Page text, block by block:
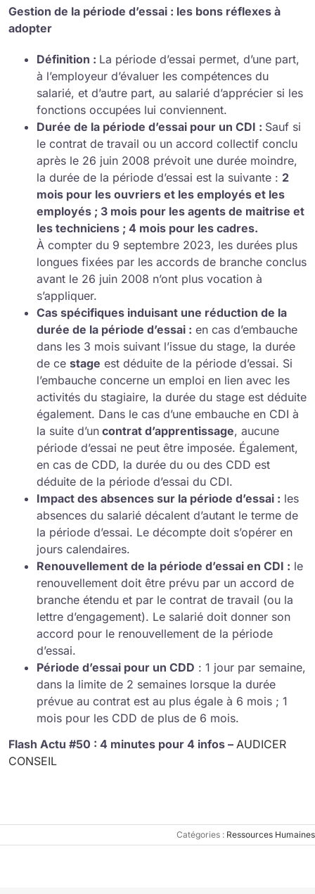
Gestion de la période d’essai : les bons réflexes à
adopter
Définition : La période d’essai permet, d’une part,
à l’employeur d’évaluer les compétences du
salarié, et d’autre part, au salarié d’apprécier si les
fonctions occupées lui conviennent.
Durée de la période d’essai pour un CDI : Sauf si
le contrat de travail ou un accord collectif conclu
après le 26 juin 2008 prévoit une durée moindre,
la durée de la période d’essai est la suivante : 2
mois pour les ouvriers et les employés et les
employés ; 3 mois pour les agents de maitrise et
les techniciens ; 4 mois pour les cadres.
À compter du 9 septembre 2023, les durées plus
longues fixées par les accords de branche conclus
avant le 26 juin 2008 n’ont plus vocation à
s’appliquer.
Cas spécifiques induisant une réduction de la
durée de la période d’essai : en cas d’embauche
dans les 3 mois suivant l’issue du stage, la durée
de ce stage est déduite de la période d’essai. Si
l’embauche concerne un emploi en lien avec les
activités du stagiaire, la durée du stage est déduite
également. Dans le cas d’une embauche en CDI à
la suite d’uncontrat d’apprentissage, aucune
période d’essai ne peut être imposée. Également,
en cas de CDD, la durée du ou des CDD est
déduite de la période d’essai du CDI.
Impact des absences sur la période d’essai : les
absences du salarié décalent d’autant le terme de
la période d’essai. Le décompte doit s’opérer en
jours calendaires.
Renouvellement de la période d’essai en CDI : le
renouvellement doit être prévu par un accord de
branche étendu et par le contrat de travail (ou la
lettre d’engagement). Le salarié doit donner son
accord pour le renouvellement de la période
d’essai.
Période d’essai pour un CDD : 1 jour par semaine,
dans la limite de 2 semaines lorsque la durée
prévue au contrat est au plus égale à 6 mois ; 1
mois pour les CDD de plus de 6 mois.
Flash Actu #50 : 4 minutes pour 4 infos – AUDICER
CONSEIL
Catégories : Ressources Humaines